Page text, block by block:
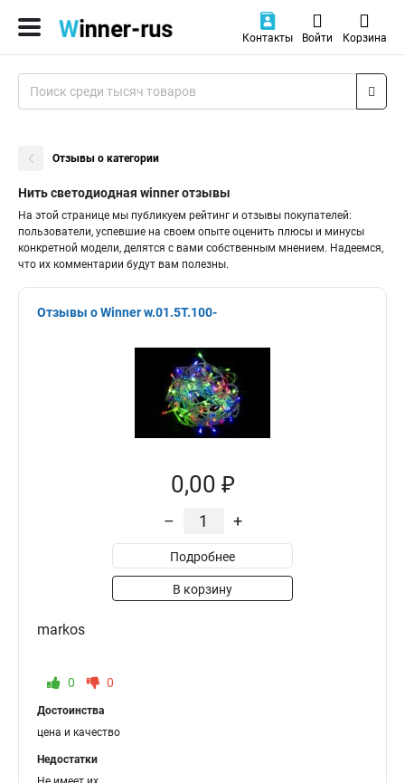
Контакты Войти Корзина
Отзывы о категории
Нить светодиодная winner отзывы
На этой странице мы публикуем рейтинг и отзывы покупателей:
пользователи, успевшие на своем опыте оценить плюсы и минусы
конкретной модели, делятся с вами собственным мнением. Надеемся,
что их комментарии будут вам полезны.
Отзывы о Winner w.01.5Т.100-
0,00 ₽
– +
Подробнее
В корзину
markos
0 0
Достоинства
цена и качество
Недостатки